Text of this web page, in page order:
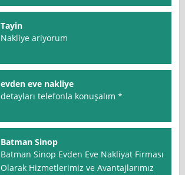
Tayin
Nakliye ariyorum
evden eve nakliye
detayları telefonla konuşalım *
Batman Sinop
Batman Sinop Evden Eve Nakliyat Firması
Olarak Hizmetlerimiz ve Avantajlarımız